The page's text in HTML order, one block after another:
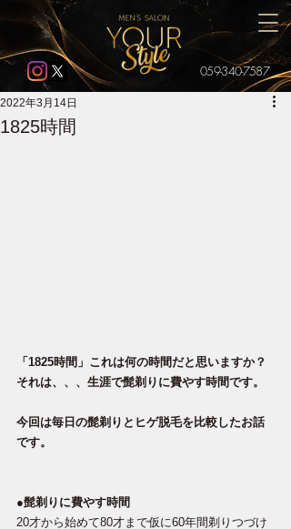
059-340-7587
1825時間
2022年3月14日
「1825時間」これは何の時間だと思いますか？
それは、、、生涯で髭剃りに費やす時間です。
今回は毎日の髭剃りとヒゲ脱毛を比較したお話
です。
●髭剃りに費やす時間
20才から始めて80才まで仮に60年間剃りつづけ